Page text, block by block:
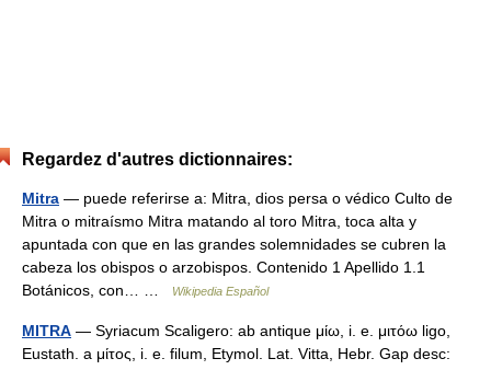
Regardez d'autres dictionnaires:
Mitra — puede referirse a: Mitra, dios persa o védico Culto de
Mitra o mitraísmo Mitra matando al toro Mitra, toca alta y
apuntada con que en las grandes solemnidades se cubren la
cabeza los obispos o arzobispos. Contenido 1 Apellido 1.1
Botánicos, con… …
Wikipedia Español
MITRA — Syriacum Scaligero: ab antique μίω, i. e. μιτόω ligo,
Eustath. a μίτος, i. e. filum, Etymol. Lat. Vitta, Hebr. Gap desc: